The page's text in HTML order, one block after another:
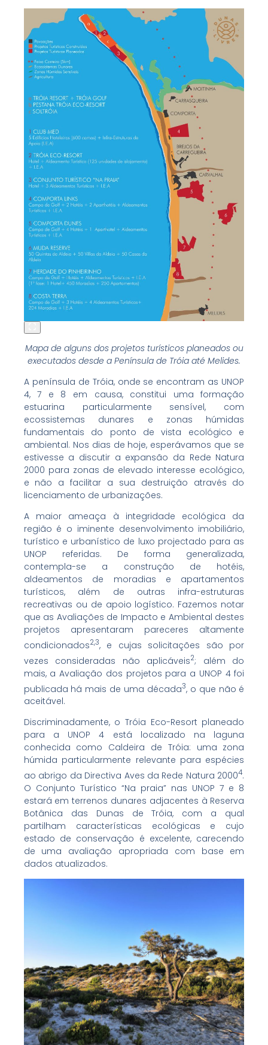
Mapa de alguns dos projetos turísticos planeados ou
executados desde a Península de Tróia até Melides.
A península de Tróia, onde se encontram as UNOP
4, 7 e 8 em causa, constitui uma formação
estuarina particularmente sensível, com
ecossistemas dunares e zonas húmidas
fundamentais do ponto de vista ecológico e
ambiental. Nos dias de hoje, esperávamos que se
estivesse a discutir a expansão da Rede Natura
2000 para zonas de elevado interesse ecológico,
e não a facilitar a sua destruição através do
licenciamento de urbanizações.
A maior ameaça à integridade ecológica da
região é o iminente desenvolvimento imobiliário,
turístico e urbanístico de luxo projectado para as
UNOP referidas. De forma generalizada,
contempla-se a construção de hotéis,
aldeamentos de moradias e apartamentos
turísticos, além de outras infra-estruturas
recreativas ou de apoio logístico. Fazemos notar
que as Avaliações de Impacto e Ambiental destes
projetos apresentaram pareceres altamente
condicionados2,3, e cujas solicitações são por
vezes consideradas não aplicáveis2; além do
mais, a Avaliação dos projetos para a UNOP 4 foi
publicada há mais de uma década3, o que não é
aceitável.
Discriminadamente, o Tróia Eco-Resort planeado
para a UNOP 4 está localizado na laguna
conhecida como Caldeira de Tróia: uma zona
húmida particularmente relevante para espécies
ao abrigo da Directiva Aves da Rede Natura 20004.
O Conjunto Turístico “Na praia” nas UNOP 7 e 8
estará em terrenos dunares adjacentes à Reserva
Botânica das Dunas de Tróia, com a qual
partilham características ecológicas e cujo
estado de conservação é excelente, carecendo
de uma avaliação apropriada com base em
dados atualizados.